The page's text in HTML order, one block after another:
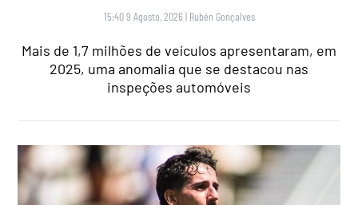
15:40 9 Agosto, 2026 | Rubén Gonçalves
Mais de 1,7 milhões de veículos apresentaram, em
2025, uma anomalia que se destacou nas
inspeções automóveis